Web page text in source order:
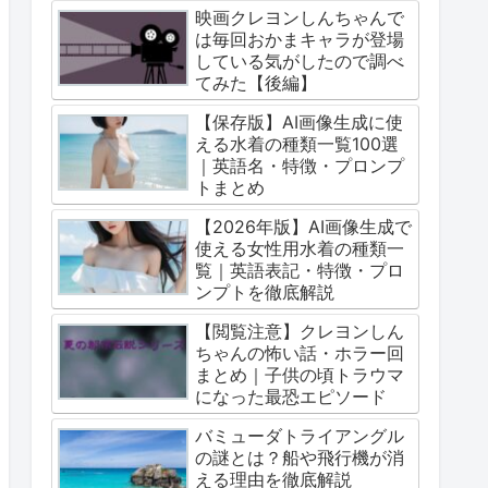
映画クレヨンしんちゃんで
は毎回おかまキャラが登場
している気がしたので調べ
てみた【後編】
【保存版】AI画像生成に使
える水着の種類一覧100選
｜英語名・特徴・プロンプ
トまとめ
【2026年版】AI画像生成で
使える女性用水着の種類一
覧｜英語表記・特徴・プロ
ンプトを徹底解説
【閲覧注意】クレヨンしん
ちゃんの怖い話・ホラー回
まとめ｜子供の頃トラウマ
になった最恐エピソード
バミューダトライアングル
の謎とは？船や飛行機が消
える理由を徹底解説